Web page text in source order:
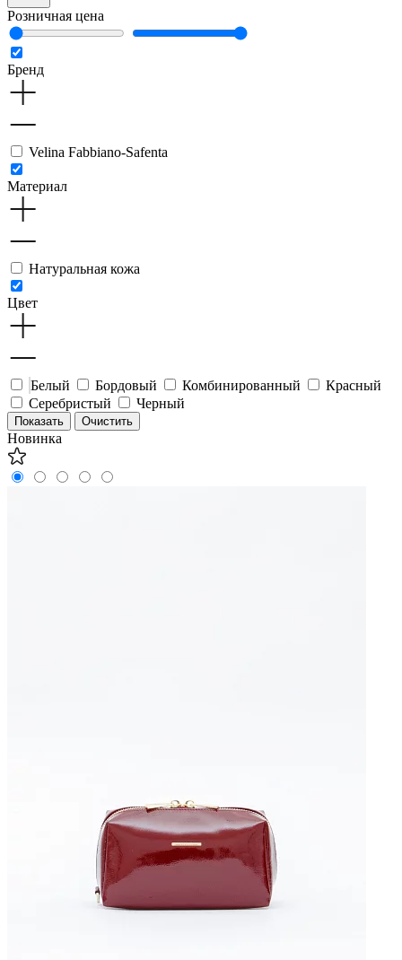
Розничная цена
Бренд
Velina Fabbiano-Safenta
Материал
Натуральная кожа
Цвет
Белый Бордовый Комбинированный
Красный
Серебристый
Черный
Новинка